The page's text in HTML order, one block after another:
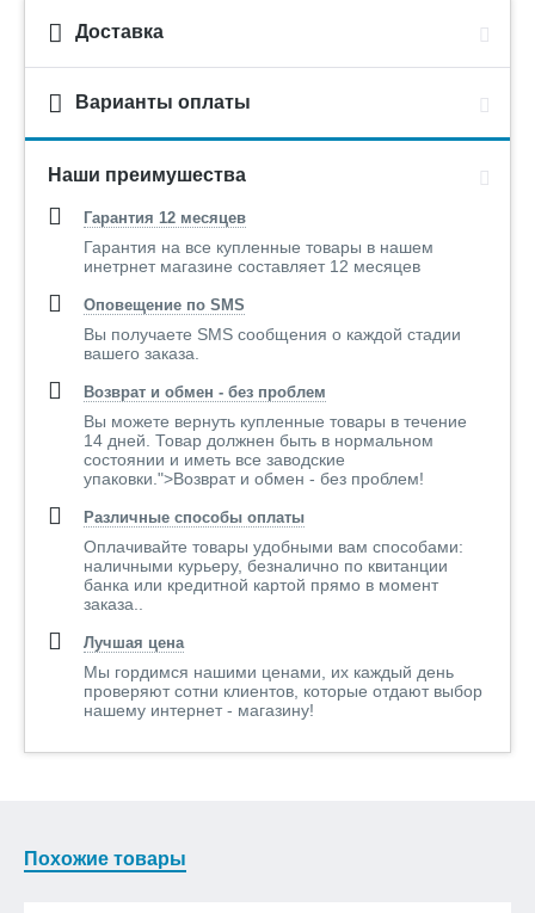
Доставка
Варианты оплаты
Наши преимушества
Гарантия 12 месяцев
Гарантия на все купленные товары в нашем
инетрнет магазине составляет 12 месяцев
Оповещение по SMS
Вы получаете SMS сообщения о каждой стадии
вашего заказа.
Возврат и обмен - без проблем
Вы можете вернуть купленные товары в течение
14 дней. Товар должнен быть в нормальном
состоянии и иметь все заводские
упаковки.">Возврат и обмен - без проблем!
Различные способы оплаты
Оплачивайте товары удобными вам способами:
наличными курьеру, безналично по квитанции
банка или кредитной картой прямо в момент
заказа..
Лучшая цена
Мы гордимся нашими ценами, их каждый день
проверяют сотни клиентов, которые отдают выбор
нашему интернет - магазину!
Похожие товары